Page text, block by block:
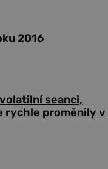
2016
seanci,
rychle proměnily v